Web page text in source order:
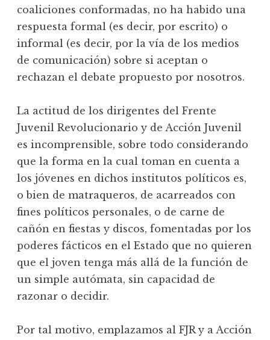
coaliciones conformadas, no ha habido una
respuesta formal (es decir, por escrito) o
informal (es decir, por la vía de los medios
de comunicación) sobre si aceptan o
rechazan el debate propuesto por nosotros.
La actitud de los dirigentes del Frente
Juvenil Revolucionario y de Acción Juvenil
es incomprensible, sobre todo considerando
que la forma en la cual toman en cuenta a
los jóvenes en dichos institutos políticos es,
o bien de matraqueros, de acarreados con
fines políticos personales, o de carne de
cañón en fiestas y discos, fomentadas por los
poderes fácticos en el Estado que no quieren
que el joven tenga más allá de la función de
un simple autómata, sin capacidad de
razonar o decidir.
Por tal motivo, emplazamos al FJR y a Acción